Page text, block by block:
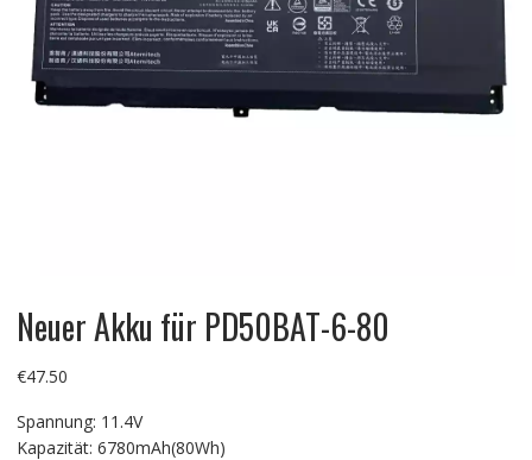
Neuer Akku für PD50BAT-6-80
€47.50
Spannung: 11.4V
Kapazität: 6780mAh(80Wh)